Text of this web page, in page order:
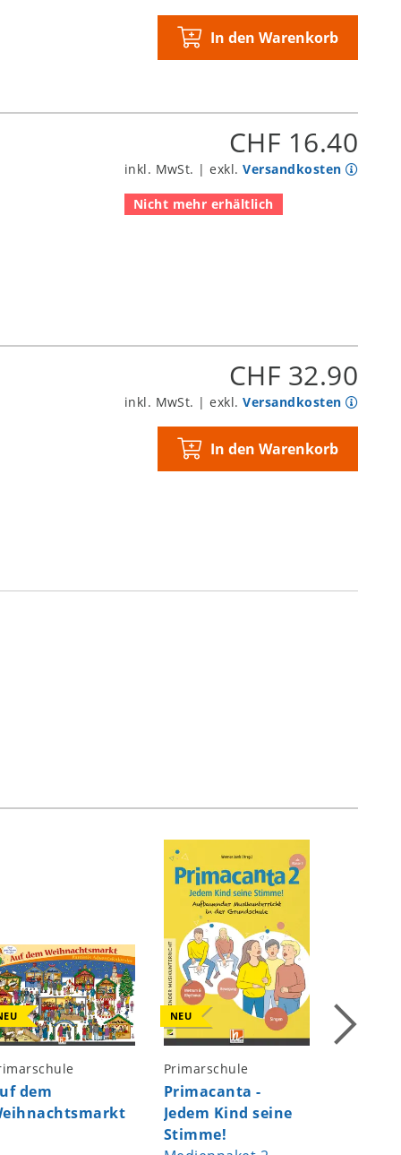
In den Warenkorb
CHF 16.40
inkl. MwSt. | exkl.Versandkosten
Nicht mehr erhältlich
CHF 32.90
inkl. MwSt. | exkl.Versandkosten
In den Warenkorb
dem
NEU
Primarschule
Primacanta -
Jedem Kind seine
Stimme!
NEU